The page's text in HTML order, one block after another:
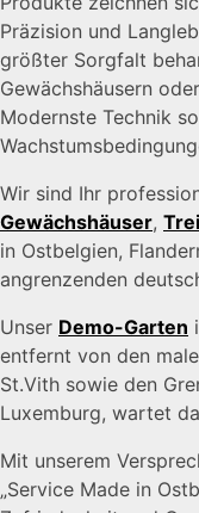
Präzision und
größter Sorgfalt
Gewächshäusern
Modernste Technik
Wir sind Ihr
Gewächshäuser,
in Ostbelgien,
angrenzenden
Unser Demo-Garten
entfernt von den
St.Vith sowie den
Luxemburg, wartet
Mit unserem
„Service Made in